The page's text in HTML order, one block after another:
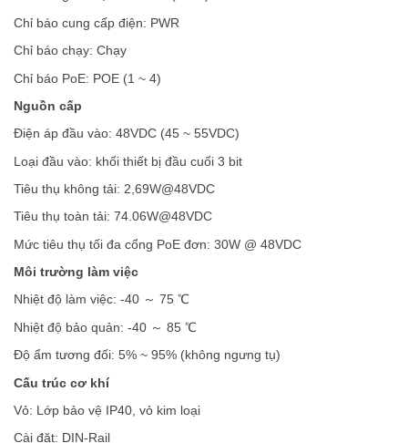
Chỉ báo cung cấp điện: PWR
Chỉ báo chạy: Chạy
Chỉ báo PoE: POE (1 ~ 4)
Nguồn cấp
Điện áp đầu vào: 48VDC (45 ~ 55VDC)
Loại đầu vào: khối thiết bị đầu cuối 3 bit
Tiêu thụ không tải: 2,69W@48VDC
Tiêu thụ toàn tải: 74.06W@48VDC
Mức tiêu thụ tối đa cổng PoE đơn: 30W @ 48VDC
Môi trường làm việc
Nhiệt độ làm việc: -40 ～ 75 ℃
Nhiệt độ bảo quản: -40 ～ 85 ℃
Độ ẩm tương đối: 5% ~ 95% (không ngưng tụ)
Cấu trúc cơ khí
Vỏ: Lớp bảo vệ IP40, vỏ kim loại
Cài đặt: DIN-Rail